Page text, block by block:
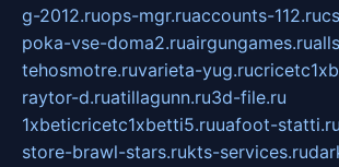
g-2012.ruops-mgr.ruaccounts-112.ru
poka-vse-doma2.ruairgungames.ru
tehosmotre.ruvarieta-yug.ru
raytor-d.ruatillagunn.ru3d-file.ru
1xbeticricetc1xbetti5.ruuafoot-statti.ru
store-brawl-stars.rukts-services.ru